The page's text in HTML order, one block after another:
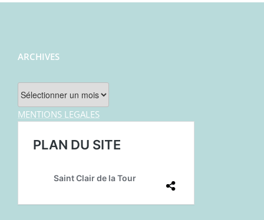
ARCHIVES
Archives
MENTIONS LEGALES